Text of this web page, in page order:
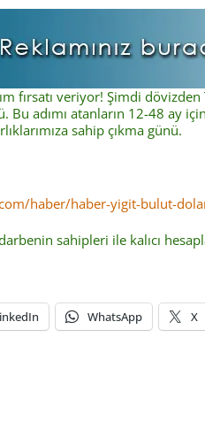
fırsatı veriyor! Şimdi
Bu adımı atanların 12-48 ay
sahip çıkma günü.
haber/haber-yigit-bulut-
sahipleri ile kalıcı
WhatsApp X